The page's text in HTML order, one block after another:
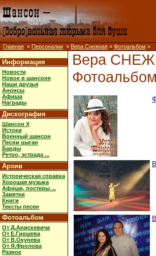
Главная » Персоналии » Вера Снежная » Фотоальбом »
Информация
Новости
Новое в шансоне
Наши друзья
Анонсы
Афиша
Награды
Дискография
Шансон X
Истоки
Военный шансон
Песни цыган
Барды
Ретро, эстрада ...
Архив
Историческая справка
Хорошая музыка
Афиши, постеры ...
Заметки
Книги
Тексты песен
Фотоальбом
От Д.Анискевича
От Е.Гиршева
От В.Окунева
От Я.Фролова
Разное
Вера
Фотоальбом